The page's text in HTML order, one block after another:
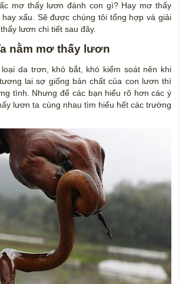
mơ thấy lươn đánh con gì? Hay mơ thấy
xấu. Sẽ được chúng tôi tổng hợp và giải
lươn chi tiết sau đây.
nằm mơ thấy lươn
da trơn, khó bắt, khó kiểm soát nên khi
lai sợ giống bản chất của con lươn thì
tình. Nhưng để các bạn hiểu rõ hơn các ý
lươn ta cùng nhau tìm hiểu hết các trường